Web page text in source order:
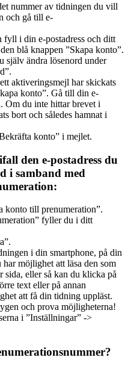
nummer av tidningen du vill
och gå till e-
i din e-postadress och ditt
blå knappen ”Skapa konto”.
själv ändra lösenord under
aktiveringsmejl har skickats
konto”. Gå till din e-
Om du inte hittar brevet i
bort och således hamnat i
konto” i mejlet.
den e-postadress du
i samband med
konto till prenumeration”.
fyller du i ditt
i din smartphone, på din
möjlighet att läsa den som
eller så kan du klicka på
text eller på annan
att få din tidning uppläst.
och prova möjligheterna!
i ”Inställningar” ->